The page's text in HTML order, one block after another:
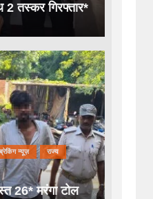
तस्कर गिरफ्तार*
ब्रेकिंग न्यूज़ राज्य
26* मरंगा टोल